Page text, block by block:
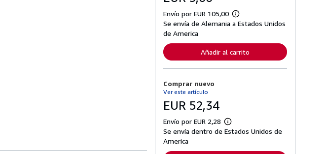
Envío por EUR 105,00
M
á
f
o
r
b
e
Se envía de Alemania a Estados Unidos
de America
Añadir al carrito
Comprar nuevo
Ver este artículo
EUR 52,34
Envío por EUR 2,28
M
á
Se envía dentro de Estados Unidos de
America